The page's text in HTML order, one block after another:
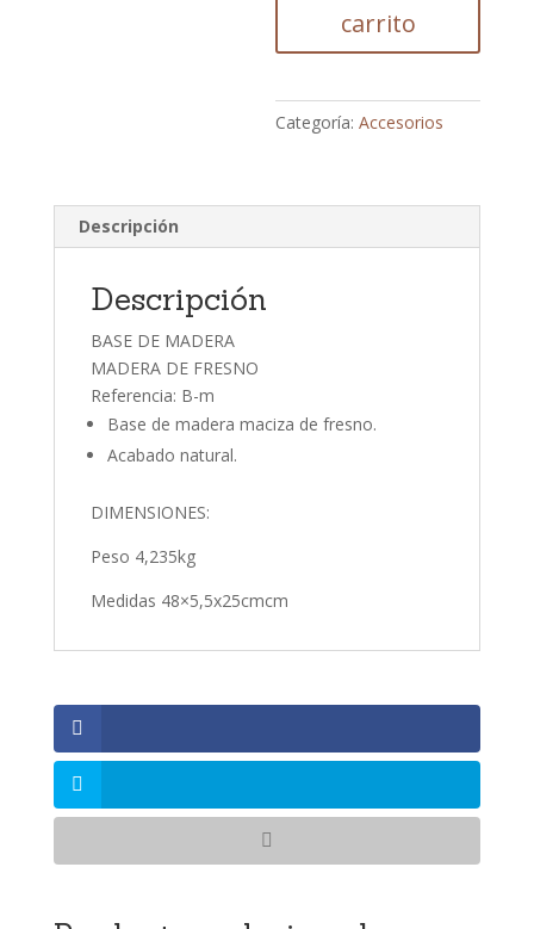
AFINOX.
carrito
Categoría:Accesorios
Descripción
Descripción
BASE DE MADERA
MADERA DE FRESNO
Referencia: B-m
Base de madera maciza de fresno.
Acabado natural.
DIMENSIONES:
Peso 4,235kg
Medidas 48×5,5x25cmcm